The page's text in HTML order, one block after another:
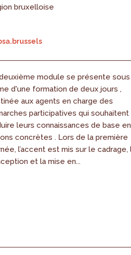
bruxelloise
module se présente sous
d'une formation de deux jours ,
aux agents en charge des
participatives qui souhaitent
leurs connaissances de base en
concrètes . Lors de la première
l’accent est mis sur le cadrage,
et la mise en...